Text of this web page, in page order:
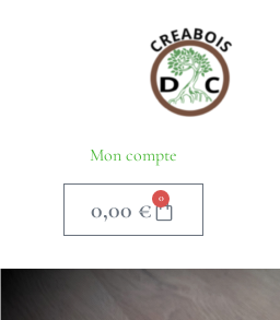
Mon compte
0,00 € 0